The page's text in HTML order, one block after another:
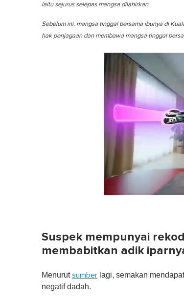
iaitu sejurus selepas mangsa dilahirkan.
Sebelum ini, mangsa tinggal bersama ibunya di
hak penjagaan dan membawa mangsa tinggal
u
,
Suspek mempunyai
membabitkan adik
Menurutsumber lagi, semakan
negatif dadah.